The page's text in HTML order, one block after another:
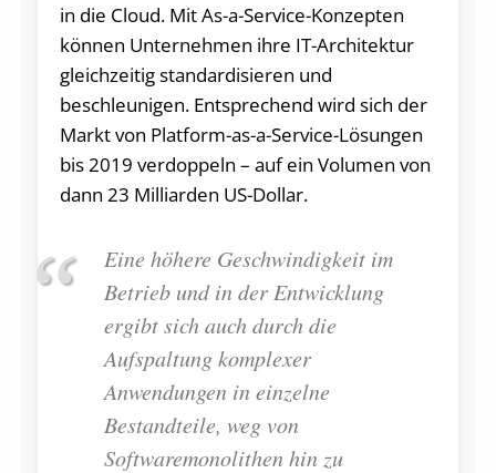
in die Cloud. Mit As-a-Service-Konzepten
können Unternehmen ihre IT-Architektur
gleichzeitig standardisieren und
beschleunigen. Entsprechend wird sich der
Markt von Platform-as-a-Service-Lösungen
bis 2019 verdoppeln – auf ein Volumen von
dann 23 Milliarden US-Dollar.
Eine höhere Geschwindigkeit im
Betrieb und in der Entwicklung
ergibt sich auch durch die
Aufspaltung komplexer
Anwendungen in einzelne
Bestandteile, weg von
Softwaremonolithen hin zu